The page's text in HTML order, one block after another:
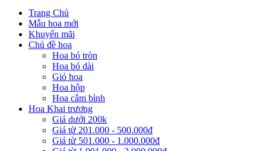
Trang Chủ
Mẫu hoa mới
Khuyến mãi
Chủ đề hoa
Hoa bó tròn
Hoa bó dài
Giỏ hoa
Hoa hộp
Hoa cắm bình
Hoa Khai trương
Giá dưới 200k
Giá từ 201.000 - 500.000đ
Giá từ 501.000 - 1.000.000đ